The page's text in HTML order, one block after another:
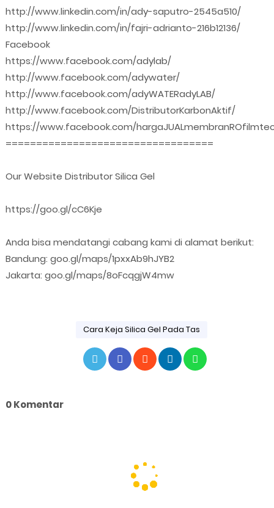
http://www.linkedin.com/in/ady-saputro-2545a510/
http://www.linkedin.com/in/fajri-adrianto-216b12136/
Facebook
https://www.facebook.com/adylab/
http://www.facebook.com/adywater/
http://www.facebook.com/adyWATERadyLAB/
http://www.facebook.com/DistributorKarbonAktif/
https://www.facebook.com/
==================================
Our Website Distributor Silica Gel
https://goo.gl/cC6Kje
Anda bisa mendatangi cabang kami di alamat berikut:
Bandung: goo.gl/maps/1pxxAb9hJYB2
Jakarta: goo.gl/maps/8oFcqgjW4mw
Cara Keja Silica Gel Pada Tas
0 Komentar